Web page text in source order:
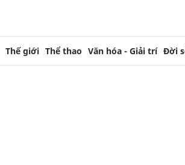
Thế giới Thể thao Văn hóa - Giải trí Đời